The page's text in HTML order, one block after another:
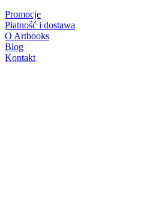
Promocje
Płatność i dostawa
O Artbooks
Blog
Kontakt